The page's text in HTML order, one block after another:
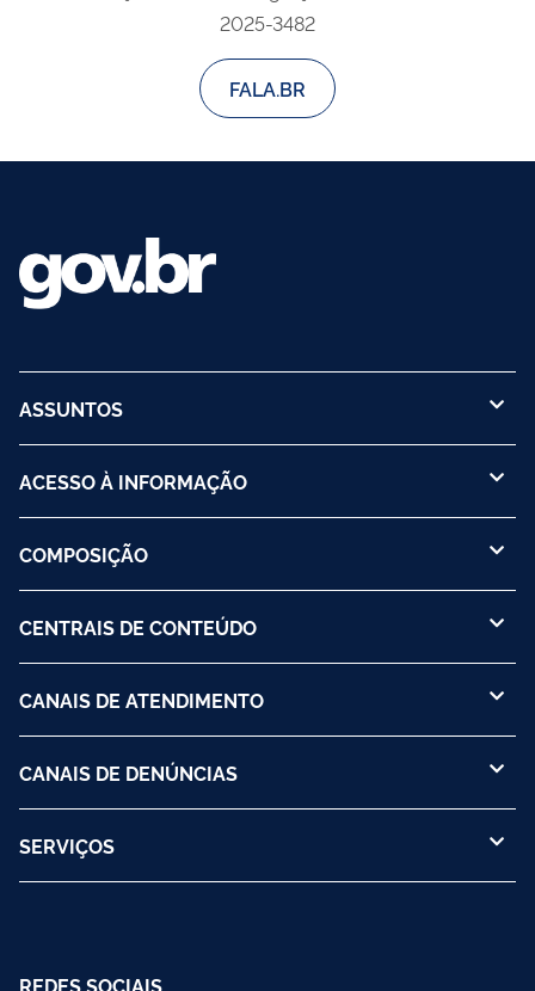
2025-3482
FALA.BR
ASSUNTOS
ACESSO À INFORMAÇÃO
COMPOSIÇÃO
CENTRAIS DE CONTEÚDO
CANAIS DE ATENDIMENTO
CANAIS DE DENÚNCIAS
SERVIÇOS
REDES SOCIAIS